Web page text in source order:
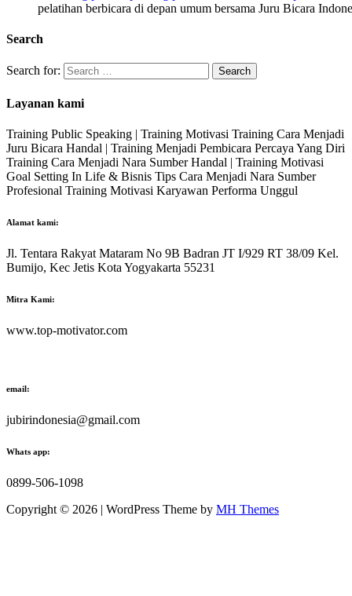
pelatihan berbicara di depan umum bersama Juru Bicara
Search
Search for:
Layanan kami
Training Public Speaking | Training Motivasi Training Cara Menjadi
Juru Bicara Handal | Training Menjadi Pembicara Percaya Yang Diri
Training Cara Menjadi Nara Sumber Handal | Training Motivasi
Goal Setting In Life & Bisnis Tips Cara Menjadi Nara Sumber
Profesional Training Motivasi Karyawan Performa Unggul
Alamat kami:
Jl. Tentara Rakyat Mataram No 9B Badran JT I/929 RT 38/09 Kel.
Bumijo, Kec Jetis Kota Yogyakarta 55231
Mitra Kami:
www.top-motivator.com
email:
jubirindonesia@gmail.com
Whats app:
0899-506-1098
Copyright © 2026 | WordPress Theme by MH Themes